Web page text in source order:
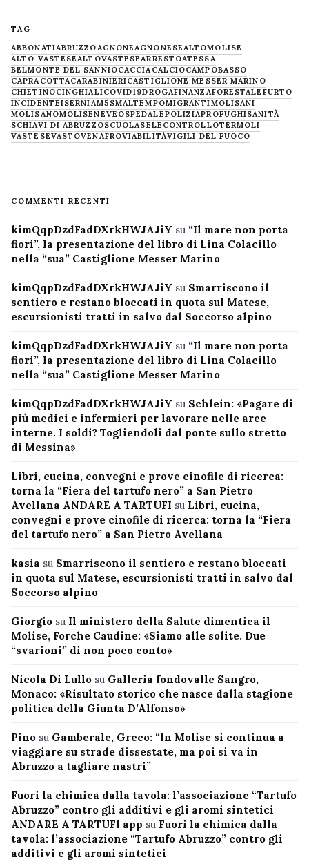
TAG
ABBONATIABRUZZOAGNONEAGNONESEALTOMOLISE
ALTO VASTESEALTOVASTESEARRESTOATESSA
BELMONTE DEL SANNIOCACCIACALCIOCAMPOBASSO
CAPRACOTTACARABINIERICASTIGLIONE MESSER MARINO
CHIETINOCINGHIALICOVID19DROGAFINANZAFORESTALE FURTO
INCIDENTEISERNIAM5SMALTEMPOMIGRANTIMOLISANI
MOLISANOMOLISENEVE OSPEDALEPOLIZIAPROFUGHISANITÀ
SCHIAVI DI ABRUZZOSCUOLASELECONTROLLOTERMOLI
VASTESEVASTOVENAFROVIABILITÀVIGILI DEL FUOCO
COMMENTI RECENTI
kimQqpDzdFadDXrkHWJAJiY su “Il mare non porta
fiori”, la presentazione del libro di Lina Colacillo
nella “sua” Castiglione Messer Marino
kimQqpDzdFadDXrkHWJAJiY su Smarriscono il
sentiero e restano bloccati in quota sul Matese,
escursionisti tratti in salvo dal Soccorso alpino
kimQqpDzdFadDXrkHWJAJiY su “Il mare non porta
fiori”, la presentazione del libro di Lina Colacillo
nella “sua” Castiglione Messer Marino
kimQqpDzdFadDXrkHWJAJiY su Schlein: «Pagare di
più medici e infermieri per lavorare nelle aree
interne. I soldi? Togliendoli dal ponte sullo stretto
di Messina»
Libri, cucina, convegni e prove cinofile di ricerca:
torna la “Fiera del tartufo nero” a San Pietro
Avellana ANDARE A TARTUFI su Libri, cucina,
convegni e prove cinofile di ricerca: torna la “Fiera
del tartufo nero” a San Pietro Avellana
kasia su Smarriscono il sentiero e restano bloccati
in quota sul Matese, escursionisti tratti in salvo dal
Soccorso alpino
Giorgio su Il ministero della Salute dimentica il
Molise, Forche Caudine: «Siamo alle solite. Due
“svarioni” di non poco conto»
Nicola Di Lullo su Galleria fondovalle Sangro,
Monaco: «Risultato storico che nasce dalla stagione
politica della Giunta D’Alfonso»
Pino su Gamberale, Greco: “In Molise si continua a
viaggiare su strade dissestate, ma poi si va in
Abruzzo a tagliare nastri”
Fuori la chimica dalla tavola: l’associazione “Tartufo
Abruzzo” contro gli additivi e gli aromi sintetici
ANDARE A TARTUFI app su Fuori la chimica dalla
tavola: l’associazione “Tartufo Abruzzo” contro gli
additivi e gli aromi sintetici